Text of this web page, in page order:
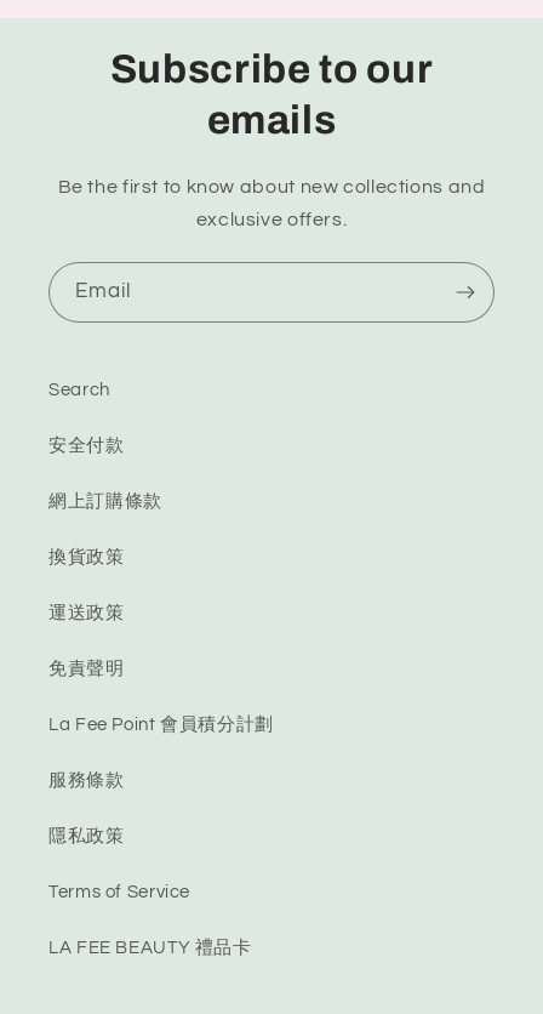
Subscribe to our
emails
Be the first to know about new collections and
exclusive offers.
Email
Search
安全付款
網上訂購條款
換貨政策
運送政策
免責聲明
La Fee Point 會員積分計劃
服務條款
隱私政策
Terms of Service
LA FEE BEAUTY 禮品卡